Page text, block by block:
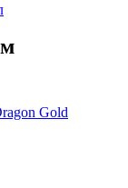
Gold